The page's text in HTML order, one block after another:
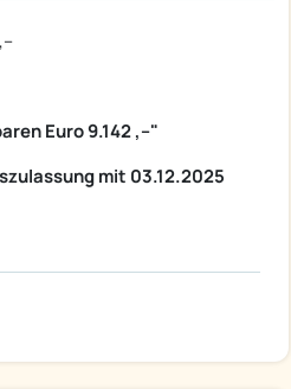
Euro 9.142,--"
mit 03.12.2025